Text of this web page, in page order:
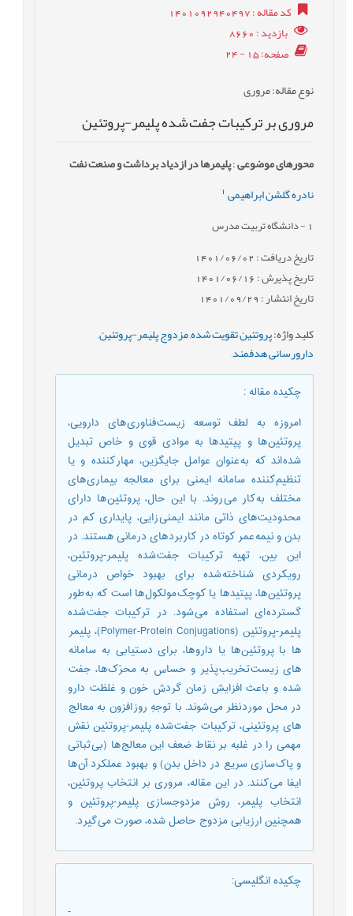
کد مقاله: 1401092940497
بازدید: 8660
صفحه: 15 - 24
نوع مقاله: مروری
مروری بر ترکیبات جفت شده پلیمر-پروتئین
محورهای موضوعی:پلیمرها در ازدياد برداشت و صنعت نفت
نادره گلشن ابراهیمی
- دانشگاه تربیت مدرس
تاریخ دریافت : 1401/06/02
تاریخ پذیرش : 1401/06/16
تاریخ انتشار : 1401/09/29
کلید واژه:پروتئین تقویت شده,مزدوج پلیمر-پروتئین,
دارورسانی هدفمند,
چکیده مقاله:
امروزه به لطف توسعه زیست فناوری های دارویی،
پروتئین ها و پپتید ها به موادی قوی و خاص تبدیل
شده اند که به عنوان عوامل جایگزین، مهار کننده و یا
تنظیم کننده سامانه ایمنی برای معالجه بیماری های
مختلف به کار می روند. با این حال، پروتئین ها دارای
محدودیت های ذاتی مانند ایمنی زایی، پایداری کم در
بدن و نیمه عمر کوتاه در کاربرد های درمانی هستند. در
این بین، تهیه ترکیبات جفت شده پلیمر-پروتئین،
رویکردی شناخته شده برای بهبود خواص درمانی
پروتئین ‌ها، پپتید ها یا کوچک مولکول ها است که به طور
گسترده ‌ای استفاده می‌ شود. در ترکیبات جفت شده
پلیمر-پروتئین (Polymer-Protein Conjugations)، پلیمر
ها با پروتئین ها یا دارو ها، برای دستیابی به سامانه
های زیست تخریب پذیر و حساس به محرّک ها، جفت
شده و باعث افزایش زمان گردش خون و غلظت دارو
در محل مورد نظر می شوند. با توجهِ روز افزون به معالج
های پروتئینی، ترکیبات جفت شده پلیمر-پروتئین نقش
مهمی را در غلبه بر نقاط ضعف این معالج ها (بی ثباتی
و پاک سازی سریع در داخل بدن) و بهبود عملکرد آن ها
ایفا می کنند. در این مقاله، مروری بر انتخاب پروتئین،
انتخاب پلیمر، روش مزدوجسازی پلیمر-پروتئین و
همچنین ارزیابی مزدوج حاصل شده، صورت می گیرد.
چکیده انگلیسی: